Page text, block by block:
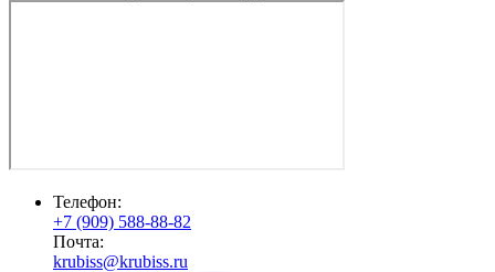
Телефон:
+7 (909) 588-88-82
Почта:
krubiss@krubiss.ru